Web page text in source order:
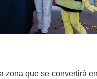
zona que se convertirá